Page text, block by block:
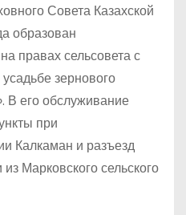
Совета Казахской
образован
правах сельсовета с
зернового
В его обслуживание
при
Калкаман и разъезд
Марковского сельского